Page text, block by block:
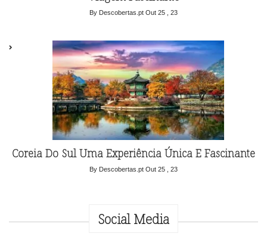
By Descobertas.pt Out 25 , 23
Coreia Do Sul Uma Experiência Única E Fascinante
By Descobertas.pt Out 25 , 23
Social Media